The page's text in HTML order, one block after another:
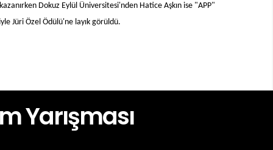
Dokuz Eylül Üniversitesi'nden Hatice Aşkın ise "APP"
Jüri Özel Ödülü'ne layık görüldü.
Yarışması